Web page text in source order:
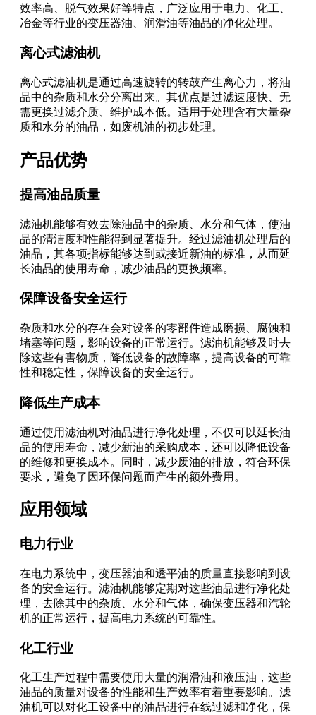
效率高、脱气效果好等特点，广泛应用于电力、化工、
冶金等行业的变压器油、润滑油等油品的净化处理。
离心式滤油机
离心式滤油机是通过高速旋转的转鼓产生离心力，将油
品中的杂质和水分分离出来。其优点是过滤速度快、无
需更换过滤介质、维护成本低。适用于处理含有大量杂
质和水分的油品，如废机油的初步处理。
产品优势
提高油品质量
滤油机能够有效去除油品中的杂质、水分和气体，使油
品的清洁度和性能得到显著提升。经过滤油机处理后的
油品，其各项指标能够达到或接近新油的标准，从而延
长油品的使用寿命，减少油品的更换频率。
保障设备安全运行
杂质和水分的存在会对设备的零部件造成磨损、腐蚀和
堵塞等问题，影响设备的正常运行。滤油机能够及时去
除这些有害物质，降低设备的故障率，提高设备的可靠
性和稳定性，保障设备的安全运行。
降低生产成本
通过使用滤油机对油品进行净化处理，不仅可以延长油
品的使用寿命，减少新油的采购成本，还可以降低设备
的维修和更换成本。同时，减少废油的排放，符合环保
要求，避免了因环保问题而产生的额外费用。
应用领域
电力行业
在电力系统中，变压器油和透平油的质量直接影响到设
备的安全运行。滤油机能够定期对这些油品进行净化处
理，去除其中的杂质、水分和气体，确保变压器和汽轮
机的正常运行，提高电力系统的可靠性。
化工行业
化工生产过程中需要使用大量的润滑油和液压油，这些
油品的质量对设备的性能和生产效率有着重要影响。滤
油机可以对化工设备中的油品进行在线过滤和净化，保